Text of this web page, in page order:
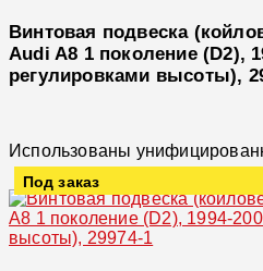
Винтовая подвеска
Audi A8 1 поколение (D2),
регулировками высоты),
Использованы
Под заказ